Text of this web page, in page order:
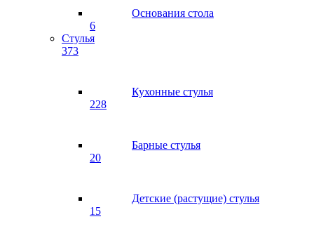
Основания стола
6
Стулья
373
Кухонные стулья
228
Барные стулья
20
Детские (растущие) стулья
15